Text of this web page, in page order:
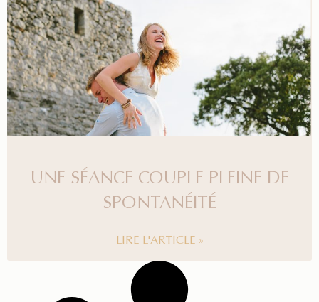
UNE SÉANCE COUPLE PLEINE DE
SPONTANÉITÉ
LIRE L'ARTICLE »